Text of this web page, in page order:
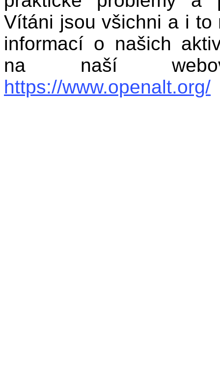
Vítáni jsou všichni a i to
informací o našich
na naší
https://www.openalt.org/